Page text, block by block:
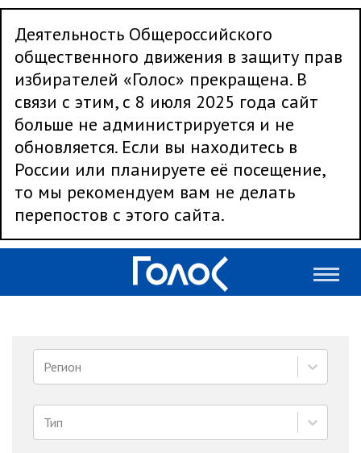
Деятельность Общероссийского
общественного движения в защиту прав
избирателей «Голос» прекращена. В
связи с этим, с 8 июля 2025 года сайт
больше не администрируется и не
обновляется. Если вы находитесь в
России или планируете её посещение,
то мы рекомендуем вам не делать
перепостов с этого сайта.
Регион
Тип